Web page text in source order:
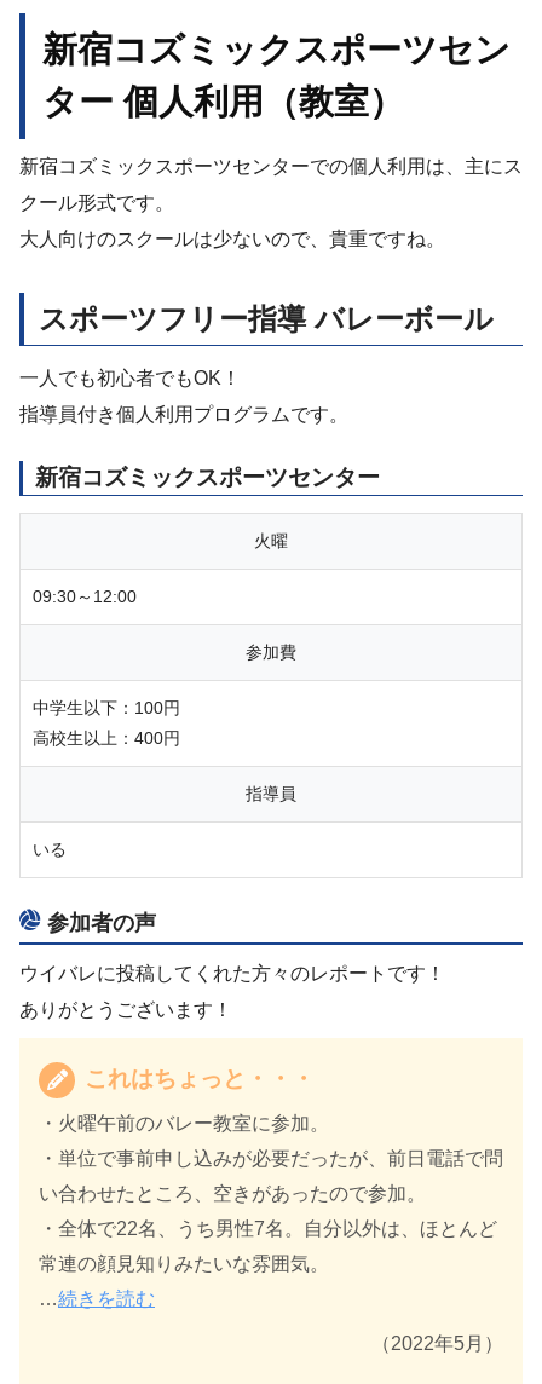
新宿コズミックスポーツセン
ター 個人利用（教室）
新宿コズミックスポーツセンターでの個人利用は、主にス
クール形式です。
大人向けのスクールは少ないので、貴重ですね。
スポーツフリー指導 バレーボール
一人でも初心者でもOK！
指導員付き個人利用プログラムです。
新宿コズミックスポーツセンター
火曜
09:30～12:00
参加費
中学生以下：100円
高校生以上：400円
指導員
いる
参加者の声
ウイバレに投稿してくれた方々のレポートです！
ありがとうございます！
これはちょっと・・・
・火曜午前のバレー教室に参加。
・単位で事前申し込みが必要だったが、前日電話で問
い合わせたところ、空きがあったので参加。
・全体で22名、うち男性7名。自分以外は、ほとんど
常連の顔見知りみたいな雰囲気。
…続きを読む
（2022年5月）